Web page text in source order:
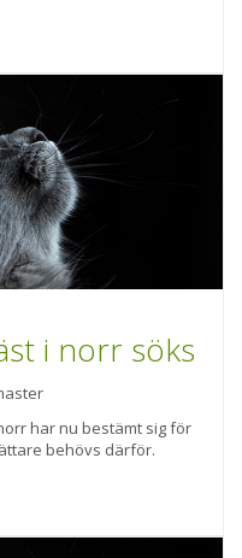
i norr söks
har nu bestämt sig för
behövs därför.